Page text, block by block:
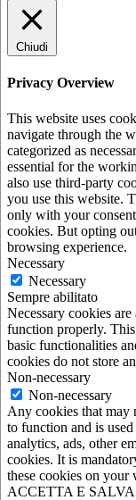
Chiudi
Privacy Overview
This website uses
navigate through the
categorized as
essential for the
also use third-party
you use this website.
only with your
cookies. But opting
browsing experience.
Necessary
Necessary
Sempre abilitato
Necessary cookies
function properly.
basic functionalities
cookies do not store
Non-necessary
Non-necessary
Any cookies that may
to function and is
analytics, ads, other
cookies. It is
these cookies on your
ACCETTA E SALVA